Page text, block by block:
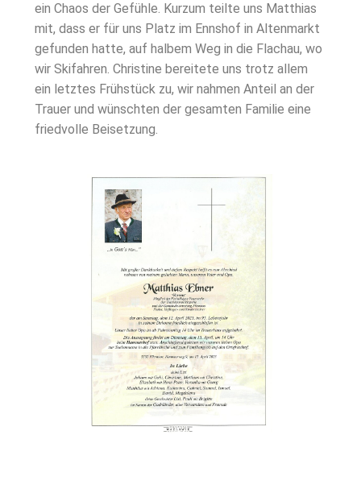
ein Chaos der Gefühle. Kurzum teilte uns Matthias
mit, dass er für uns Platz im Ennshof in Altenmarkt
gefunden hatte, auf halbem Weg in die Flachau, wo
wir Skifahren. Christine bereitete uns trotz allem
ein letztes Frühstück zu, wir nahmen Anteil an der
Trauer und wünschten der gesamten Familie eine
friedvolle Beisetzung.